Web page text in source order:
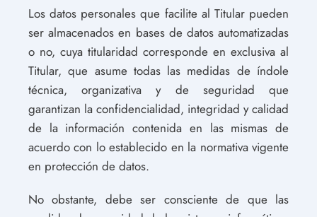
Los datos personales que facilite al Titular pueden
ser almacenados en bases de datos automatizadas
o no, cuya titularidad corresponde en exclusiva al
Titular, que asume todas las medidas de índole
técnica, organizativa y de seguridad que
garantizan la confidencialidad, integridad y calidad
de la información contenida en las mismas de
acuerdo con lo establecido en la normativa vigente
en protección de datos.
No obstante, debe ser consciente de que las